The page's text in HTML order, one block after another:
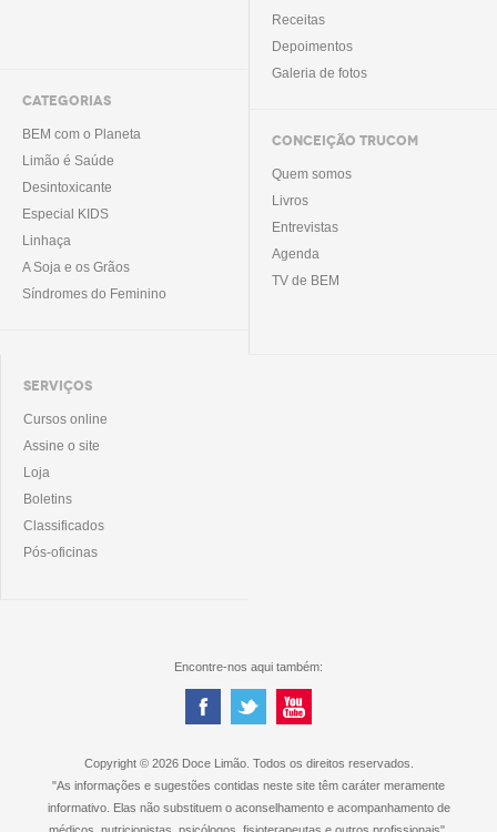
CATEGORIAS
BEM com o Planeta
Limão é Saúde
Desintoxicante
Especial KIDS
Linhaça
A Soja e os Grãos
Síndromes do Feminino
Receitas
Depoimentos
Galeria de fotos
CONCEIÇÃO TRUCOM
Quem somos
Livros
Entrevistas
Agenda
TV de BEM
SERVIÇOS
Cursos online
Assine o site
Loja
Boletins
Classificados
Pós-oficinas
Encontre-nos aqui também:
Copyright © 2026 Doce Limão. Todos os direitos reservados.
"As informações e sugestões contidas neste site têm caráter meramente
informativo. Elas não substituem o aconselhamento e acompanhamento de